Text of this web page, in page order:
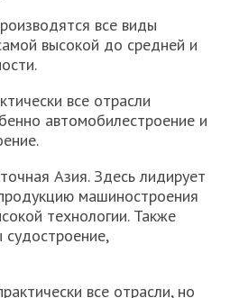
все виды
высокой до средней и
все отрасли
автомобилестроение и
Азия. Здесь лидирует
машиностроения
технологии. Также
все отрасли, но